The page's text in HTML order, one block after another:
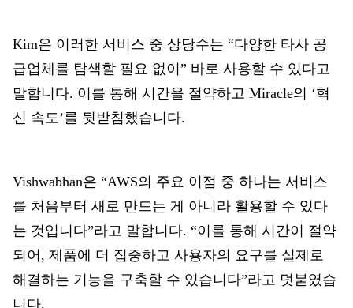
Kim은 이러한 서비스 중 상당수는 “다양한 타사 공
급업체를 탐색할 필요 없이” 바로 사용할 수 있다고
말합니다. 이를 통해 시간을 절약하고 Miracle의 ‘혁
신 속도’를 뒷받침했습니다.
Vishwabhan은 “AWS의 주요 이점 중 하나는 서비스
를 처음부터 새로 만드는 게 아니라 활용할 수 있다
는 것입니다”라고 말합니다. “이를 통해 시간이 절약
되어, 제품에 더 집중하고 사용자의 요구를 실제로
해결하는 기능을 구축할 수 있습니다”라고 덧붙였습
니다.